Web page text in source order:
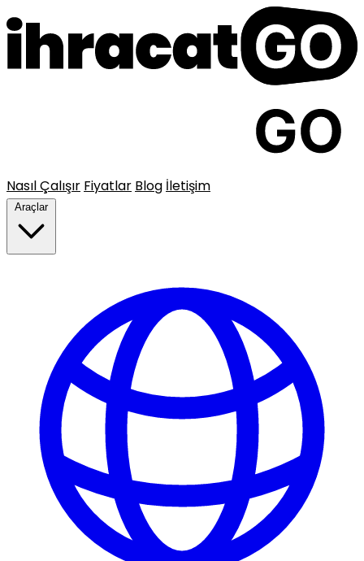
Nasıl Çalışır Fiyatlar Blog İletişim
Araçlar